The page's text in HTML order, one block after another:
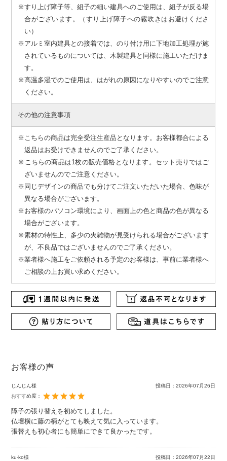
※すり上げ障子等、組子の細い建具へのご使用は、組子が反る場
合がございます。（すり上げ障子への霧吹きはお避けくださ
い）
※アルミ室内建具との接着では、のり付け用に下地加工処理が施
されているものについては、木製建具と同様に施工いただけま
す。
※高温多湿でのご使用は、はがれの原因になりやすいのでご注意
ください。
その他の注意事項
※こちらの商品は完全受注生産品となります。お客様都合による
返品はお受けできませんのでご了承ください。
※こちらの商品は1枚の販売価格となります。セット売りではご
ざいませんのでご注意ください。
※同じデザインの商品でも分けてご注文いただいた場合、色味が
異なる場合がございます。
※お客様のパソコン環境により、画面上の色と商品の色が異なる
場合がございます。
※素材の特性上、多少の夾雑物が見受けられる場合がございます
が、不良品ではございませんのでご了承ください。
※業者様へ施工をご依頼される予定のお客様は、事前に業者様へ
ご相談の上お買い求めください。
お客様の声
じんじん様 投稿日：2026年07月26日
おすすめ度：
障子の張り替えを初めてしました。
仏壇横に藤の柄がとても映えて気に入っています。
張替えも初心者にも簡単にできて良かったです。
ku-ko様 投稿日：2026年07月22日